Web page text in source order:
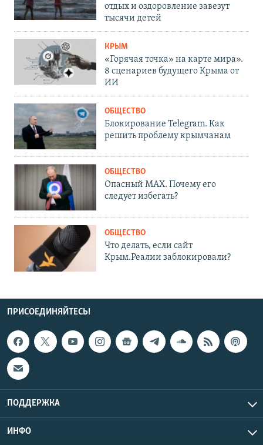
отдых и оздоровление завезут
тысячи детей
КРЫМ
«Горячая точка» на карте мира».
8 сценариев будущего Крыма от
ИИ
ОБЩЕСТВО
Блокирование Telegram. Как
решить проблему крымчанам
ОБЩЕСТВО
Опасный MAX. Почему его
следует избегать?
ОБЩЕСТВО
Что делать, если сайт
Крым.Реалии заблокировали?
ПРИСОЕДИНЯЙТЕСЬ!
ПОДДЕРЖКА
ИНФО